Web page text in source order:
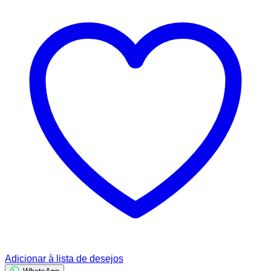
Adicionar à lista de desejos